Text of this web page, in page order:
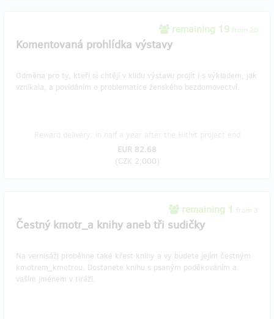
remaining 19 from 20
Komentovaná prohlídka výstavy
Odměna pro ty, kteří si chtějí v klidu výstavu projít i s výkladem, jak
vznikala, a povídáním o problematice ženského bezdomovectví.
EUR 82.68
(CZK 2,000)
remaining 1 from 3
Čestný kmotr_a knihy aneb tři sudičky
Na vernisáži proběhne také křest knihy a vy budete jejím čestným
kmotrem_kmotrou. Dostanete knihu s psaným poděkováním a
vaším jménem v tiráži.